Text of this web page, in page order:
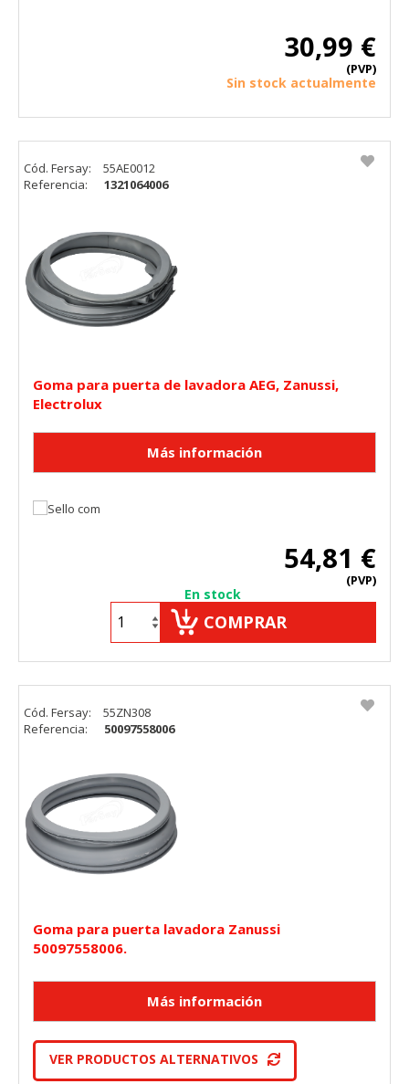
30,99 €
(PVP)
Sin stock actualmente
Goma para puerta de lavadora AEG, Zanussi,
Electrolux
54,81 €
(PVP)
En stock
COMPRAR
Cód. Fersay:
55AE0012
Referencia:
1321064006
Goma para puerta lavadora Zanussi
50097558006.
VER PRODUCTOS ALTERNATIVOS
Cód. Fersay:
55ZN308
Referencia:
50097558006